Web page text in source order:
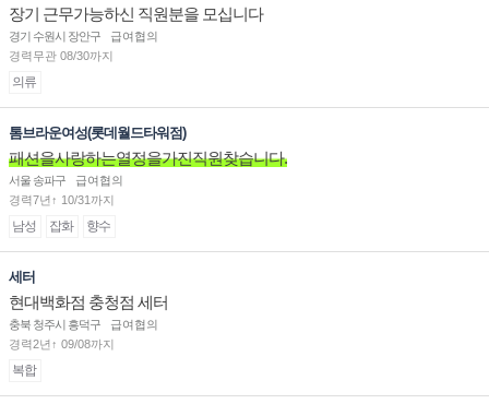
장기 근무가능하신 직원분을 모십니다
경기 수원시 장안구
급여협의
경력무관 08/30까지
의류
톰브라운여성(롯데월드타워점)
패션을사랑하는열정을가진직원찾습니다.
서울 송파구
급여협의
경력7년↑ 10/31까지
남성 잡화 향수
세터
현대백화점 충청점 세터
충북 청주시 흥덕구
급여협의
경력2년↑ 09/08까지
복합